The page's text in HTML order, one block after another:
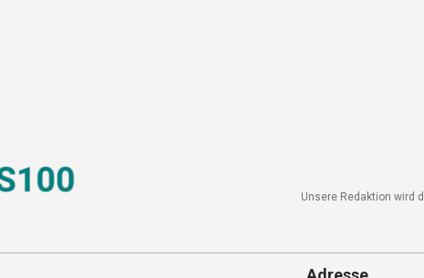
Unsere Redaktion wird